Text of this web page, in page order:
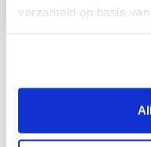
verzameld op basis